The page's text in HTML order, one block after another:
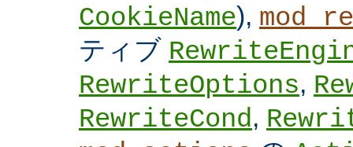
CookieName),
ティブ
RewriteOptions,
RewriteCond,